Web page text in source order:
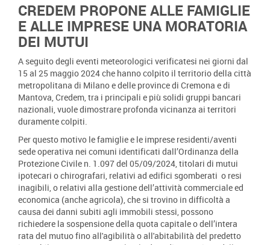
CREDEM PROPONE ALLE FAMIGLIE
E ALLE IMPRESE UNA MORATORIA
DEI MUTUI
A seguito degli eventi meteorologici verificatesi nei giorni dal
15 al 25 maggio 2024 che hanno colpito il territorio della città
metropolitana di Milano e delle province di Cremona e di
Mantova, Credem, tra i principali e più solidi gruppi bancari
nazionali, vuole dimostrare profonda vicinanza ai territori
duramente colpiti.
Per questo motivo le famiglie e le imprese residenti/aventi
sede operativa nei comuni identificati dall’Ordinanza della
Protezione Civile n. 1.097 del 05/09/2024, titolari di mutui
ipotecari o chirografari, relativi ad edifici sgomberati o resi
inagibili, o relativi alla gestione dell’attività commerciale ed
economica (anche agricola), che si trovino in difficoltà a
causa dei danni subiti agli immobili stessi, possono
richiedere la sospensione della quota capitale o dell’intera
rata del mutuo fino all'agibilità o all'abitabilità del predetto